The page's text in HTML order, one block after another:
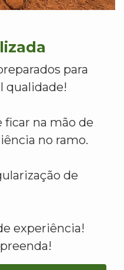
para
qualidade!
ficar na mão de
no ramo.
de
experiência!